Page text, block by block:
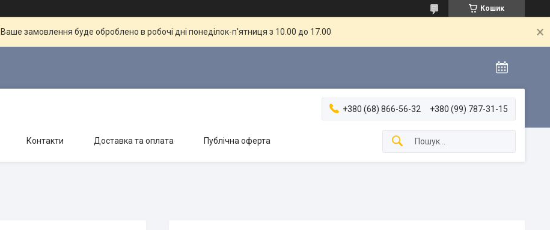
Кошик
Ваше замовлення буде оброблено в робочі дні понеділок-п'ятниця з 10.00 до 17.00
+380 (68) 866-56-32 +380 (99) 787-31-15
Контакти Доставка та оплата Публічна оферта